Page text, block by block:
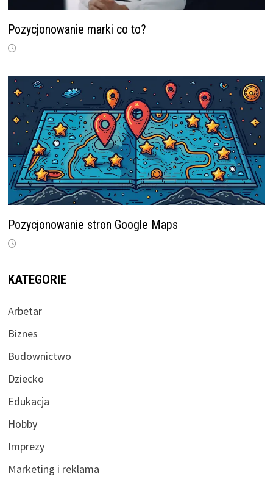
Pozycjonowanie marki co to?
Pozycjonowanie stron Google Maps
KATEGORIE
Arbetar
Biznes
Budownictwo
Dziecko
Edukacja
Hobby
Imprezy
Marketing i reklama